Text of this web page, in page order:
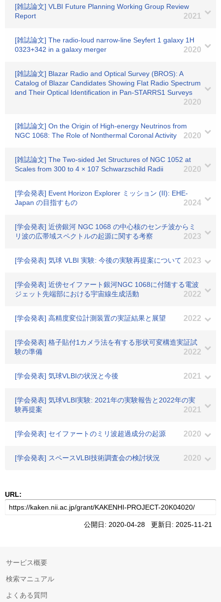
[雑誌論文] VLBI Future Planning Working Group Review
Report
2021
[雑誌論文] The radio-loud narrow-line Seyfert 1 galaxy 1H
0323+342 in a galaxy merger
2020
[雑誌論文] Blazar Radio and Optical Survey (BROS): A
Catalog of Blazar Candidates Showing Flat Radio Spectrum
and Their Optical Identification in Pan-STARRS1 Surveys
2020
[雑誌論文] On the Origin of High-energy Neutrinos from
NGC 1068: The Role of Nonthermal Coronal Activity
2020
[雑誌論文] The Two-sided Jet Structures of NGC 1052 at
Scales from 300 to 4 × 107 Schwarzschild Radii
2020
[学会発表] Event Horizon Explorer ミッション (II): EHE-
Japan の目指すもの
2024
[学会発表] 近傍銀河 NGC 1068 の中心核のセンチ波からミ
リ波の広帯域スペクトルの起源に関する考察
2023
[学会発表] 気球 VLBI 実験: 今後の実験再提案について 2023
[学会発表] 近傍セイファート銀河NGC 1068に付随する電波
ジェット先端部における宇宙線生成活動
2022
[学会発表] 高精度変位計測装置の実証結果と展望 2022
[学会発表] 格子貼付1カメラ法を有する形状可変構造実証試
験の準備
2022
[学会発表] 気球VLBIの状況と今後 2021
[学会発表] 気球VLBI実験: 2021年の実験報告と2022年の実
験再提案
2021
[学会発表] セイファートのミリ波超過成分の起源 2020
[学会発表] スペースVLBI技術調査会の検討状況 2020
URL:
公開日: 2020-04-28 更新日: 2025-11-21
サービス概要
検索マニュアル
よくある質問